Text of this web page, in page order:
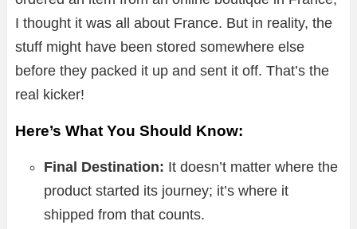
I thought it was all about France. But in reality, the
stuff might have been stored somewhere else
before they packed it up and sent it off. That’s the
real kicker!
Here’s What You Should Know:
Final Destination: It doesn’t matter where the
product started its journey; it’s where it
shipped from that counts.